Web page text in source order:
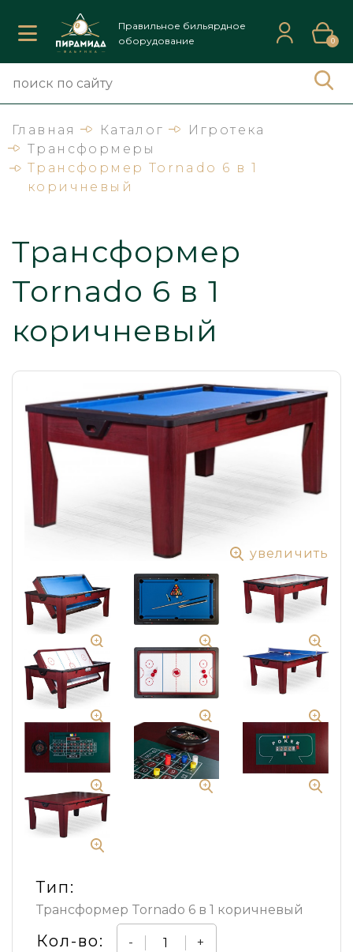
Правильное бильярдное
оборудование
0
Главная Каталог
Игротека
Трансформеры
Трансформер Tornado 6 в 1
коричневый
Трансформер
Tornado 6 в 1
коричневый
увеличить
Тип:
Трансформер Tornado 6 в 1 коричневый
Кол-во: - +